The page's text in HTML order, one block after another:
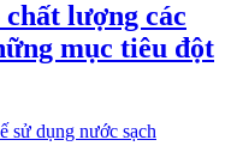
lượng các
mục tiêu đột